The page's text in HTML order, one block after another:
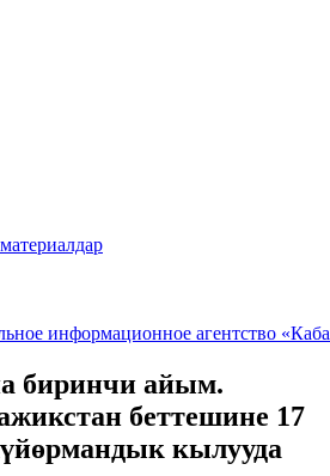
биринчи айым.
беттешине 17
кылууда